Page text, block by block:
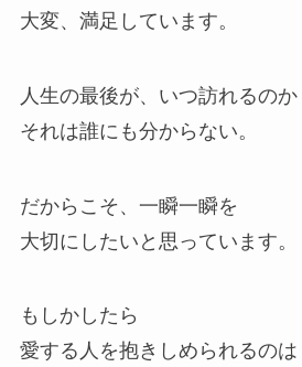
大変、満足しています。
人生の最後が、いつ訪れるのか
それは誰にも分からない。
だからこそ、一瞬一瞬を
大切にしたいと思っています。
もしかしたら
愛する人を抱きしめられるのは